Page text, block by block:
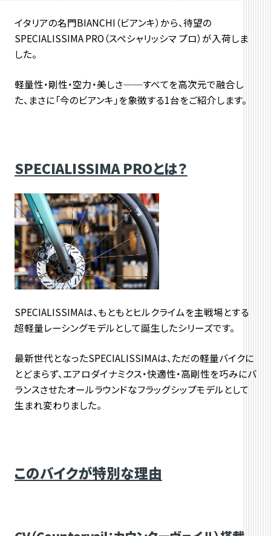
イタリアの名門BIANCHI（ビアンキ）から、待望の
SPECIALISSIMA PRO（スペシャリッシマ プロ）が入荷しま
した。
軽量性・剛性・空力・美しさ──すべてを高次元で融合し
た、 まさに「今のビアンキ」を象徴する1台をご紹介します。
SPECIALISSIMA PROとは？
SPECIALISSIMAは、 もともとヒルクライムを主戦場とする
超軽量レーシングモデルとして誕生したシリーズです。
最新世代となったSPECIALISSIMAは、 ただの軽量バイクに
とどまらず、エアロダイナミクス・快適性・高剛性を巧みにバ
ランスさせたオールラウンドなフラッグシップモデルとして
生まれ変わりました。
このバイクが特別な理由